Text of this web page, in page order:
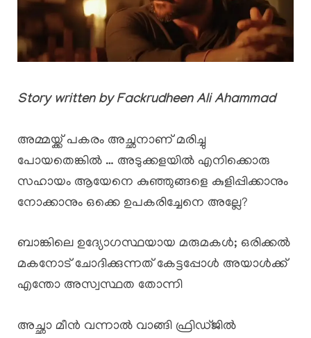
Story written by Fackrudheen Ali Ahammad
അമ്മയ്ക്ക് പകരം അച്ഛനാണ് മരിച്ചു
പോയതെങ്കിൽ … അടുക്കളയിൽ എനിക്കൊരു
സഹായം ആയേനെ കുഞ്ഞുങ്ങളെ കുളിപ്പിക്കാനും
നോക്കാനും ഒക്കെ ഉപകരിച്ചേനെ അല്ലേ?
ബാങ്കിലെ ഉദ്യോഗസ്ഥയായ മരുമകൾ; ഒരിക്കൽ
മകനോട് ചോദിക്കുന്നത് കേട്ടപ്പോൾ അയാൾക്ക്
എന്തോ അസ്വസ്ഥത തോന്നി
അച്ഛാ മീൻ വന്നാൽ വാങ്ങി ഫ്രിഡ്ജിൽ